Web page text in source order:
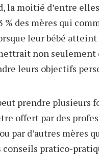
la moitié d’entre
% des mères qui
leur bébé atteint
non seulement
leurs objectifs
prendre plusieurs
offert par des
par d’autres mères
pratico-